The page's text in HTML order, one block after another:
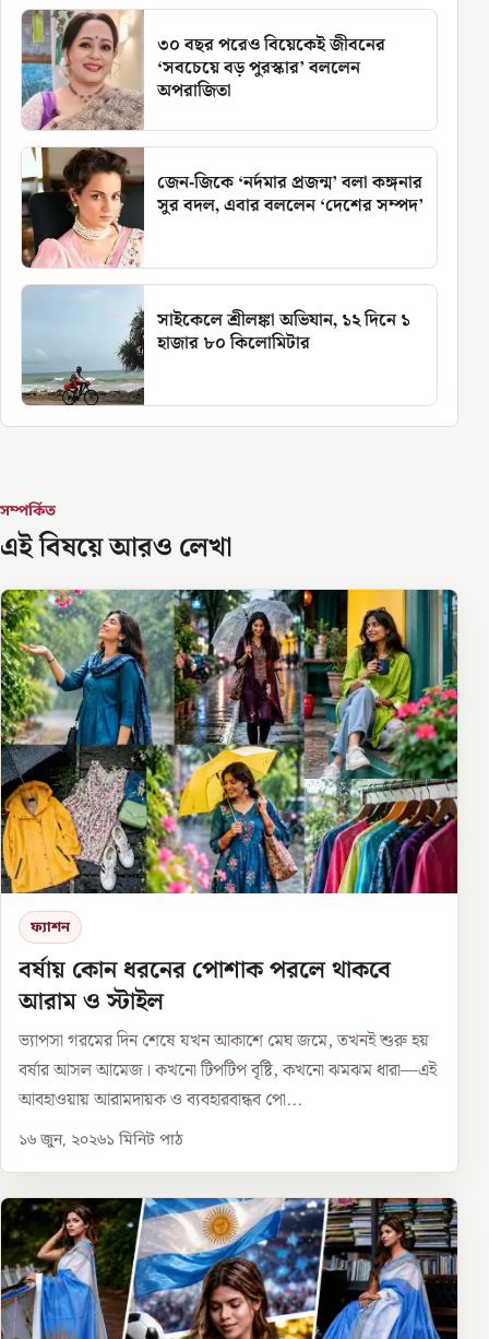
৩০ বছর পরেও বিয়েকেই জীবনের
‘সবচেয়ে বড় পুরস্কার’ বললেন
অপরাজিতা
জেন-জিকে ‘নর্দমার প্রজন্ম’ বলা কঙ্গনার
সুর বদল, এবার বললেন ‘দেশের সম্পদ’
সাইকেলে শ্রীলঙ্কা অভিযান, ১২ দিনে ১
হাজার ৮০ কিলোমিটার
সম্পর্কিত
এই বিষয়ে আরও লেখা
ফ্যাশন
বর্ষায় কোন ধরনের পোশাক পরলে থাকবে
আরাম ও স্টাইল
ভ্যাপসা গরমের দিন শেষে যখন আকাশে মেঘ জমে, তখনই শুরু হয়
বর্ষার আসল আমেজ। কখনো টিপটিপ বৃষ্টি, কখনো ঝমঝম ধারা—এই
আবহাওয়ায় আরামদায়ক ও ব্যবহারবান্ধব পো...
১৬ জুন, ২০২৬১ মিনিট পাঠ